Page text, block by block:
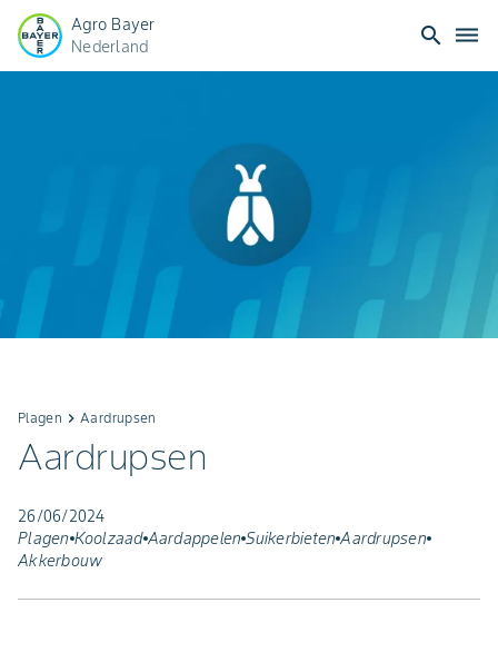
Agro Bayer
Nederland
search dehaze
Plagen keyboard_arrow_rightAardrupsen
Aardrupsen
26/06/2024
Plagen Koolzaad Aardappelen Suikerbieten Aardrupsen
Akkerbouw